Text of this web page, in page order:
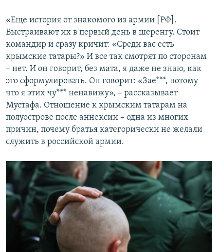
«Еще история от знакомого из армии [РФ].
Выстраивают их в первый день в шеренгу. Стоит
командир и сразу кричит: «Среди вас есть
крымские татары?» И все так смотрят по сторонам
– нет. И он говорит, без мата, я даже не знаю, как
это сформулировать. Он говорит: «Зае***, потому
что я этих чу*** ненавижу», – рассказывает
Мустафа. Отношение к крымским татарам на
полуострове после аннексии – одна из многих
причин, почему братья категорически не желали
служить в российской армии.